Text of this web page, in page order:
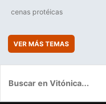
cenas protéicas
VER MÁS TEMAS